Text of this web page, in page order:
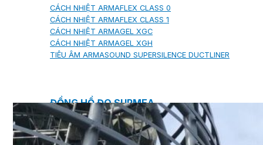
CÁCH NHIỆT ARMAFLEX CLASS 0
CÁCH NHIỆT ARMAFLEX CLASS 1
CÁCH NHIỆT ARMAGEL XGC
CÁCH NHIỆT ARMAGEL XGH
TIÊU ÂM ARMASOUND SUPERSILENCE DUCTLINER
ĐỒNG HỒ ĐO SUPMEA
BTU METER
ĐỒNG HỒ ĐO LƯU LƯỢNG LDG-SUP